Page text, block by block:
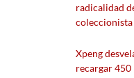
radicalidad
Xpeng
recargar